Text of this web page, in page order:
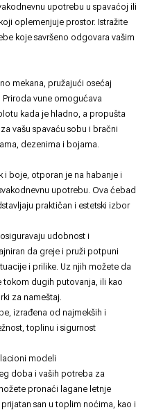
upotrebu u spavaćoj ili
oplemenjuje prostor. Istražite
koje savršeno odgovara vašim
mekana, pružajući osećaj
Priroda vune omogućava
kada je hladno, a propušta
vašu spavaću sobu i bračni
dezenima i bojama.
i boje, otporan je na habanje i
upotrebu. Ova ćebad
praktičan i estetski izbor
udobnost i
da greje i pruži potpuni
i prilike. Uz njih možete da
tokom dugih putovanja, ili kao
za nameštaj.
, izrađena od najmekših i
toplinu i sigurnost
modeli
doba i vaših potreba za
pronaći lagane letnje
san u toplim noćima, kao i